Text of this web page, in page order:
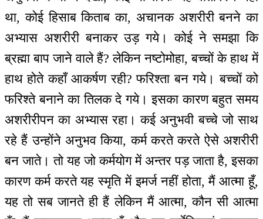
था, कोई हिसाब किताब का, अचानक अशरीरी बनने का
अभ्यास अशरीरी बनाकर उड़ गये। कोई ने समझा कि
ब्रह्मा बाप जाने वाले हैं? लेकिन नष्टोमोहा, बच्चों के हाथ में
हाथ होते कहाँ आकर्षण रही? फरिश्ता बन गये। बच्चों को
फरिश्ते बनाने का तिलक दे गये। इसका कारण बहुत समय
अशरीरीपन का अभ्यास रहा। कई अनुभवी बच्चे जो साथ
रहे हैं उन्होंने अनुभव किया, कर्म करते करते ऐसे अशरीरी
बन जाते। तो यह जो कर्मयोग में अन्तर पड़ जाता है, इसका
कारण कर्म करते यह स्मृति में इमर्ज नहीं होता, मैं आत्मा हूँ,
यह तो सब जानते ही हैं लेकिन मैं आत्मा, कौन सी आत्मा